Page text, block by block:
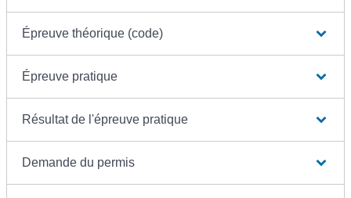
Épreuve théorique (code)
Épreuve pratique
Résultat de l'épreuve pratique
Demande du permis